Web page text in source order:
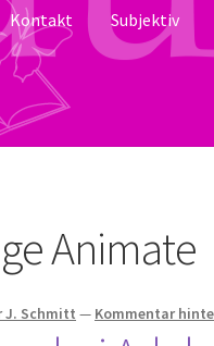
Kontakt Subjektiv
Animate
J. Schmitt — Kommentar